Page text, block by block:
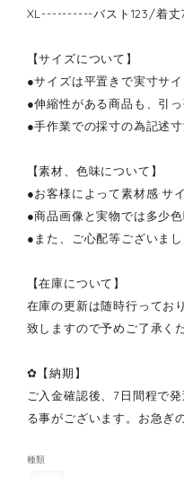
XL----------バスト123/着丈
【サイズについて】
●サイズは平置きで実寸サ
●伸縮性がある商品も、引
●手作業での採寸の為記述
【素材、色味について】
●お客様によって素材感·サ
●商品画像と実物では多少
●また、ご心配等ございま
【在庫について】
在庫の更新は随時行ってお
致しますので予めご了承く
✿【納期】
ご入金確認後、7日間程で
る事がございます。お急ぎ
種類